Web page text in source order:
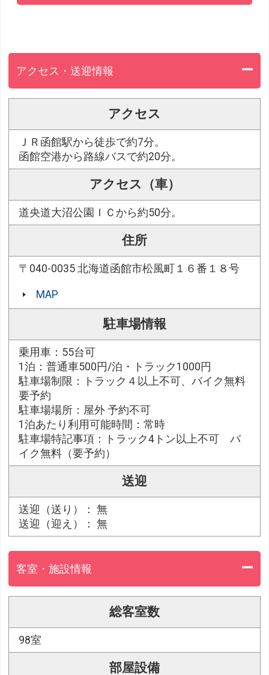
アクセス・送迎情報
アクセス
ＪＲ函館駅から徒歩で約7分。
函館空港から路線バスで約20分。
アクセス（車）
道央道大沼公園ＩＣから約50分。
住所
〒040-0035 北海道函館市松風町１６番１８号
MAP
駐車場情報
乗用車：55台可
1泊：普通車500円/泊・トラック1000円
駐車場制限：トラック４以上不可、バイク無料
要予約
駐車場場所：屋外 予約不可
1泊あたり利用可能時間：常時
駐車場特記事項：トラック4トン以上不可 バ
イク無料（要予約）
送迎
送迎（送り）： 無
送迎（迎え）： 無
客室・施設情報
総客室数
98室
部屋設備